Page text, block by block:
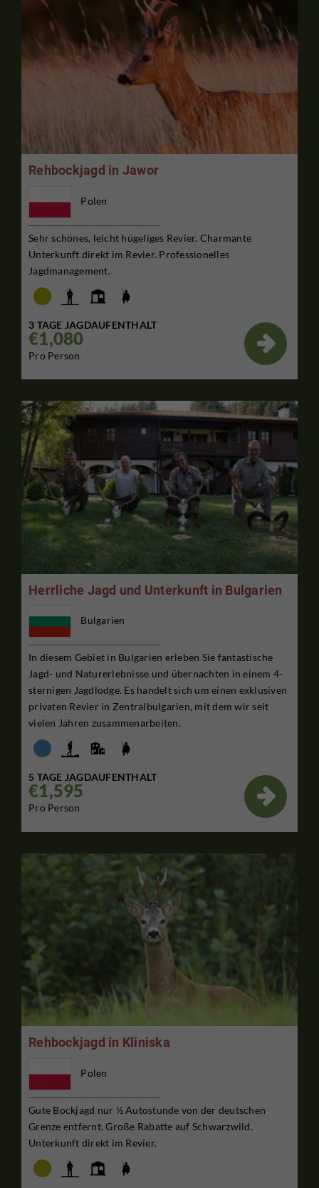
Rehbockjagd in Jawor
Polen
Sehr schönes, leicht hügeliges Revier. Charmante
Unterkunft direkt im Revier. Professionelles
Jagdmanagement.
3 TAGE JAGDAUFENTHALT
€1,080
Pro Person

Herrliche Jagd und Unterkunft in Bulgarien
Bulgarien
In diesem Gebiet in Bulgarien erleben Sie fantastische
Jagd- und Naturerlebnisse und übernachten in einem 4-
sternigen Jagdlodge. Es handelt sich um einen exklusiven
privaten Revier in Zentralbulgarien, mit dem wir seit
vielen Jahren zusammenarbeiten.
5 TAGE JAGDAUFENTHALT
€1,595
Pro Person

Rehbockjagd in Kliniska
Polen
Gute Bockjagd nur ½ Autostunde von der deutschen
Grenze entfernt. Große Rabatte auf Schwarzwild.
Unterkunft direkt im Revier.